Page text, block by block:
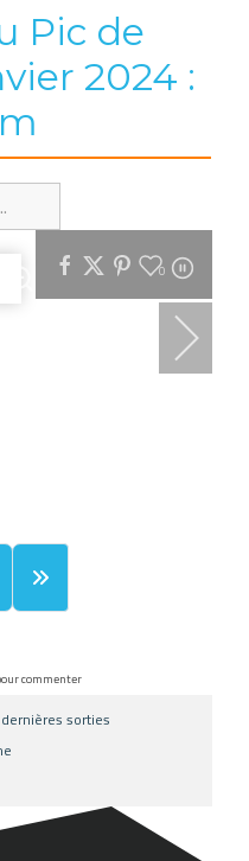
Pic de
2024 :
0
commenter
sorties